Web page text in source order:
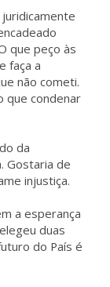
que peço às
faça a
não cometi.
que condenar
da
Gostaria de
injustiça.
a esperança
duas
do País é